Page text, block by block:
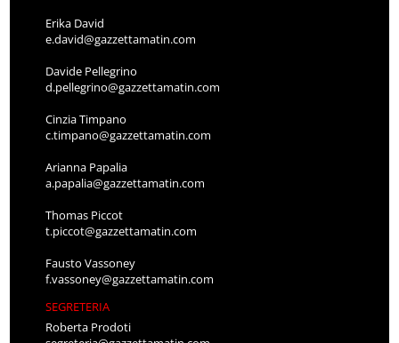
Erika David
e.david@gazzettamatin.com
Davide Pellegrino
d.pellegrino@gazzettamatin.com
Cinzia Timpano
c.timpano@gazzettamatin.com
Arianna Papalia
a.papalia@gazzettamatin.com
Thomas Piccot
t.piccot@gazzettamatin.com
Fausto Vassoney
f.vassoney@gazzettamatin.com
SEGRETERIA
Roberta Prodoti